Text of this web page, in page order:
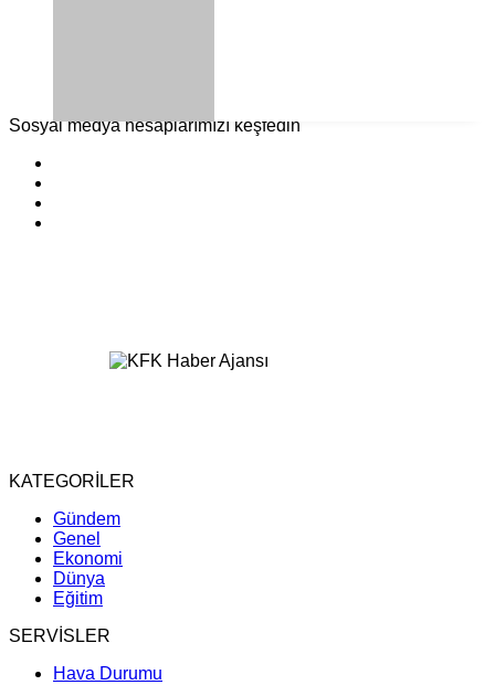
Sosyal medya hesaplarımızı keşfedin
KATEGORİLER
Gündem
Genel
Ekonomi
Dünya
Eğitim
SERVİSLER
Hava Durumu